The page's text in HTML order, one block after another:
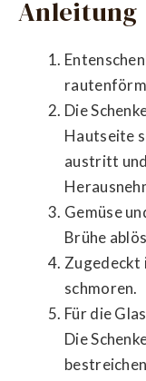
Anleitung
Die
Hautseite
austritt
Gemüse
Brühe
Zugedeckt
schmoren.
Für die
Die